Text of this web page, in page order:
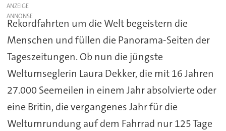
ANZEIGE
Rekordfahrten um die Welt begeistern die
Menschen und füllen die Panorama-Seiten der
Tageszeitungen. Ob nun die jüngste
Weltumseglerin Laura Dekker, die mit 16 Jahren
27.000 Seemeilen in einem Jahr absolvierte oder
eine Britin, die vergangenes Jahr für die
Weltumrundung auf dem Fahrrad nur 125 Tage